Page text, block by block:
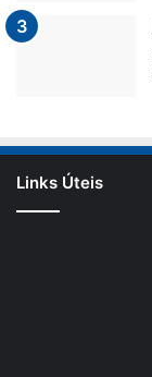
Links Úteis